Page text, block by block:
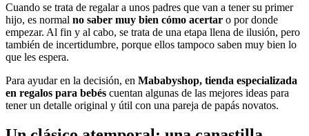
Cuando se trata de regalar a unos padres que van a tener su primer
hijo, es normal no saber muy bien cómo acertar o por donde
empezar. Al fin y al cabo, se trata de una etapa llena de ilusión, pero
también de incertidumbre, porque ellos tampoco saben muy bien lo
que les espera.
Para ayudar en la decisión, en Mababyshop, tienda especializada
en regalos para bebés cuentan algunas de las mejores ideas para
tener un detalle original y útil con una pareja de papás novatos.